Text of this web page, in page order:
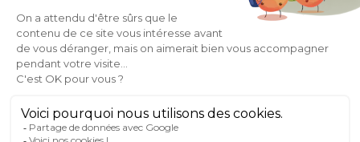
Expéditionen
24/72h
Appelez-nous Au
050 92 00 74